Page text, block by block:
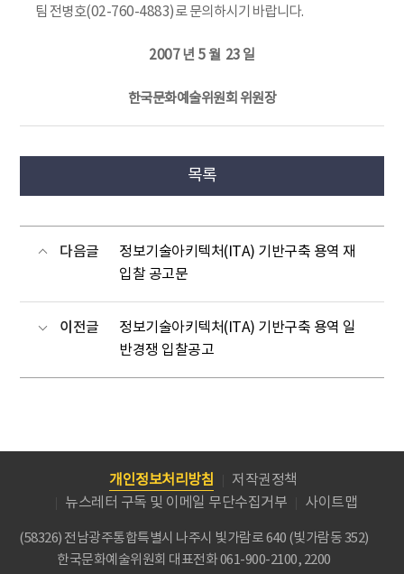
팀 전병호(02-760-4883)로 문의하시기 바랍니다.
2007 년 5 월 23 일
한국문화예술위원회 위원장
목록
다음글
정보기술아키텍처(ITA) 기반구축 용역 재
입찰 공고문
이전글
정보기술아키텍처(ITA) 기반구축 용역 일
반경쟁 입찰공고
개인정보처리방침
저작권정책
뉴스레터 구독 및 이메일 무단수집거부
사이트맵
(58326) 전남광주통합특별시 나주시 빛가람로 640 (빛가람동 352)
한국문화예술위원회 대표전화 061-900-2100, 2200